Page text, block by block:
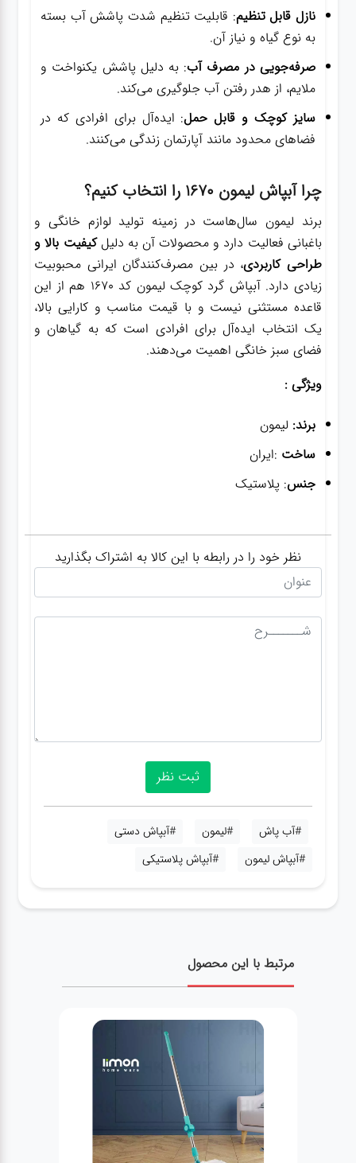
نازل قابل تنظیم: قابلیت تنظیم شدت پاشش آب بسته
به نوع گیاه و نیاز آن.
صرفه‌جویی در مصرف آب: به دلیل پاشش یکنواخت و
ملایم، از هدر رفتن آب جلوگیری می‌کند.
سایز کوچک و قابل حمل: ایده‌آل برای افرادی که در
فضاهای محدود مانند آپارتمان زندگی می‌کنند.
چرا آبپاش لیمون ۱۶۷۰ را انتخاب کنیم؟
برند لیمون سال‌هاست در زمینه تولید لوازم خانگی و
باغبانی فعالیت دارد و محصولات آن به دلیلکیفیت بالا و
طراحی کاربردی، در بین مصرف‌کنندگان ایرانی محبوبیت
زیادی دارد. آبپاش گرد کوچک لیمون کد ۱۶۷۰ هم از این
قاعده مستثنی نیست و با قیمت مناسب و کارایی بالا،
یک انتخاب ایده‌آل برای افرادی است که به گیاهان و
فضای سبز خانگی اهمیت می‌دهند.
ویژگی :
برند: لیمون
ساخت :ایران
جنس: پلاستیک
نظر خود را در رابطه با این کالا به اشتراک بگذارید
#آب پاش #لیمون
#آبپاش دستی
#آبپاش لیمون
#آبپاش پلاستیکی
مرتبط با این محصول